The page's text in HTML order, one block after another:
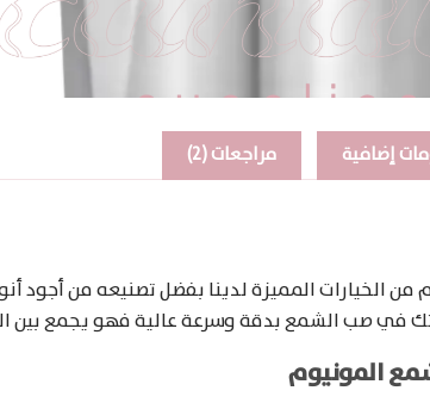
إضافية مراجعات (2)
الخيارات المميزة لدينا بفضل تصنيعه من أجود
في صب الشمع بدقة وسرعة عالية فهو يجمع بين
المونيوم